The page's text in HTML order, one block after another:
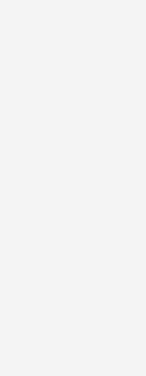
die Schulen beim
Pokale des Bürgermeisters
Auch der Lampionumzug
gehörten wieder zum
wieder ein tolles
ganze Innenstadt bis hoch
zieht, auf große und
aus nah und fern. Schon
der Bücherflohmarkt der
Versteigerung. Der
rund um die
mit dem
13 bis 18 Uhr.
zwei Tage Stadt- und
Auftakt des Stadt-